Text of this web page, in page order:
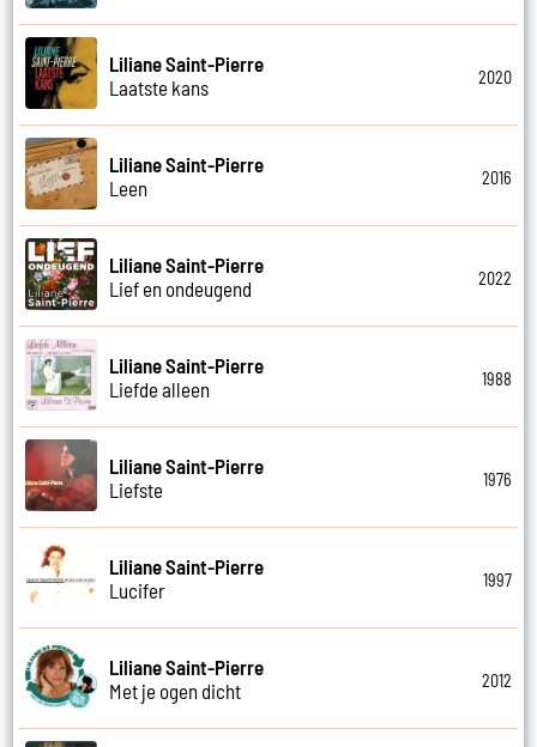
Liliane Saint-Pierre
Laatste kans
2020
Liliane Saint-Pierre
Leen
2016
Liliane Saint-Pierre
Lief en ondeugend
2022
Liliane Saint-Pierre
Liefde alleen
1988
Liliane Saint-Pierre
Liefste
1976
Liliane Saint-Pierre
Lucifer
1997
Liliane Saint-Pierre
Met je ogen dicht
2012